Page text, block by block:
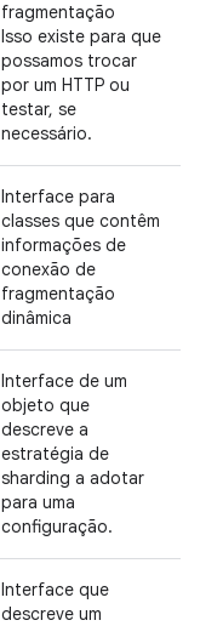
fragmentação
Isso existe para que
possamos trocar
por um HTTP ou
testar, se
necessário.
Interface para
classes que contêm
informações de
conexão de
fragmentação
dinâmica
Interface de um
objeto que
descreve a
estratégia de
sharding a adotar
para uma
configuração.
Interface que
descreve um